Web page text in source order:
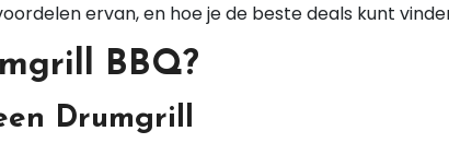
ervan, en hoe je de beste deals kunt
BBQ?
Drumgrill